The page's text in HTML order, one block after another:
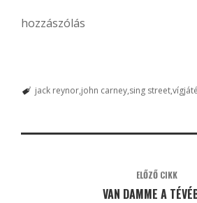
hozzászólás
jack reynor john carney sing street
ELŐZŐ CIKK
VAN DAMME A